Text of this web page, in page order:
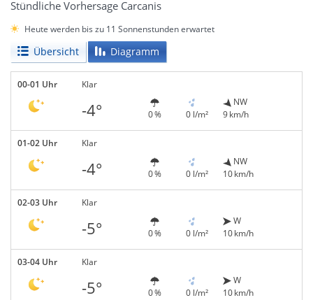
Stündliche Vorhersage Carcanis
Heute werden bis zu 11 Sonnenstunden erwartet
Übersicht Diagramm
00-01 Uhr Klar
-4° 0 % 0 l/m²
NW
9 km/h
01-02 Uhr Klar
-4° 0 % 0 l/m²
NW
10 km/h
02-03 Uhr Klar
-5° 0 % 0 l/m²
W
10 km/h
03-04 Uhr Klar
-5° 0 % 0 l/m²
W
10 km/h